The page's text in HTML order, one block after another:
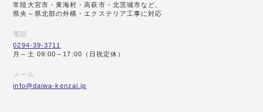
常陸大宮市・東海村・高萩市・北茨城市など、
県央～県北部の外構・エクステリア工事に対応
電話
0294-39-3711
月～土 09:00～17:00（日祝定休）
メール
info@daiwa-kenzai.jp